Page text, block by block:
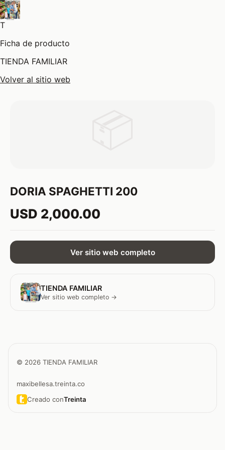
T
Ficha de producto
TIENDA FAMILIAR
Volver al sitio web
DORIA SPAGHETTI 200
USD 2,000.00
Ver sitio web completo
TIENDA FAMILIAR
Ver sitio web completo →
© 2026 TIENDA FAMILIAR
maxibellesa.treinta.co
Creado conTreinta